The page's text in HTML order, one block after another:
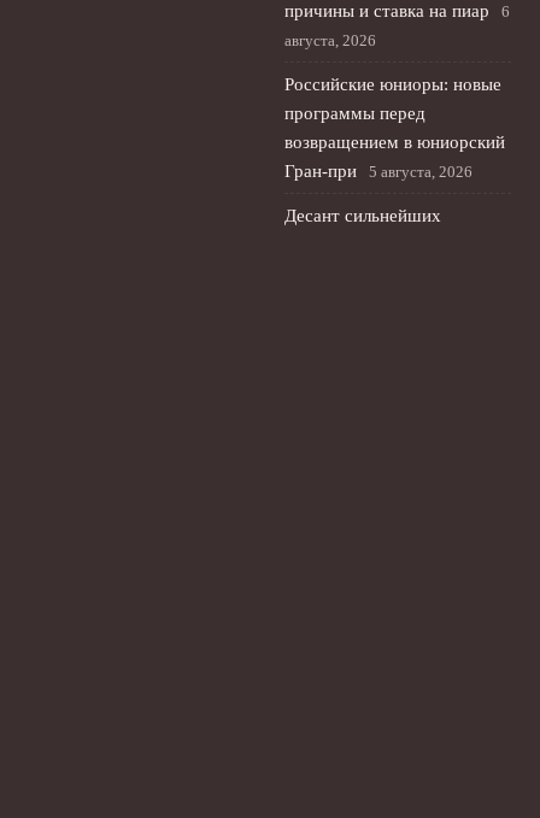
причины и ставка на пиар
6
августа, 2026
Российские юниоры: новые
программы перед
возвращением в юниорский
Гран-при
5 августа, 2026
Десант сильнейших